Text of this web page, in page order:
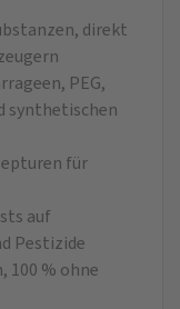
direkt
PEG,
synthetischen
für
auf
Pestizide
100 % ohne